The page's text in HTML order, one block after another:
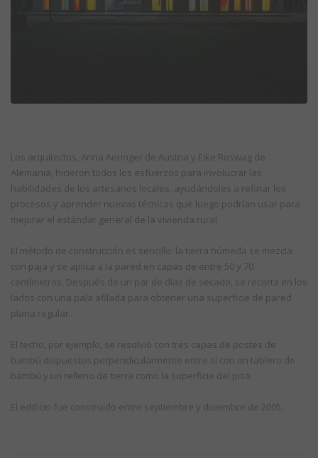
Los arquitectos, Anna Aeringer de Austria y Eike Roswag de
Alemania, hicieron todos los esfuerzos para involucrar las
habilidades de los artesanos locales, ayudándoles a refinar los
procesos y aprender nuevas técnicas que luego podrían usar para
mejorar el estándar general de la vivienda rural.
El método de construcción es sencillo: la tierra húmeda se mezcla
con paja y se aplica a la pared en capas de entre 50 y 70
centímetros. Después de un par de días de secado, se recorta en los
lados con una pala afilada para obtener una superficie de pared
plana regular.
El techo, por ejemplo, se resolvió con tres capas de postes de
bambú dispuestos perpendicularmente entre sí con un tablero de
bambú y un relleno de tierra como la superficie del piso.
El edificio fue construido entre septiembre y diciembre de 2005.